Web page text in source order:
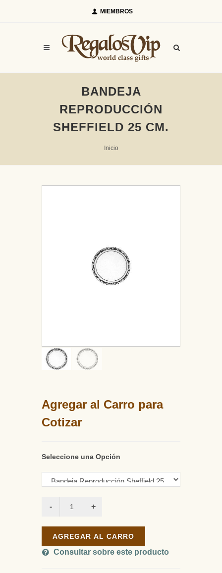
MIEMBROS
BANDEJA
REPRODUCCIÓN
SHEFFIELD 25 CM.
Inicio
Agregar al Carro para
Cotizar
Seleccione una Opción
AGREGAR AL CARRO
Consultar sobre este producto